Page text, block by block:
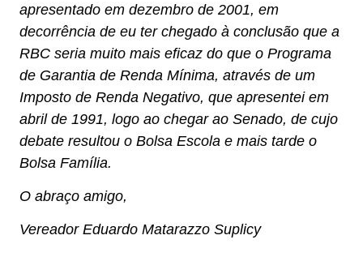
apresentado em dezembro de 2001, em
decorrência de eu ter chegado à conclusão que a
RBC seria muito mais eficaz do que o Programa
de Garantia de Renda Mínima, através de um
Imposto de Renda Negativo, que apresentei em
abril de 1991, logo ao chegar ao Senado, de cujo
debate resultou o Bolsa Escola e mais tarde o
Bolsa Família.
O abraço amigo,
Vereador Eduardo Matarazzo Suplicy